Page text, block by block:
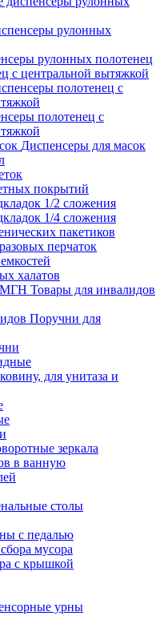
рулонных
рулонных полотенец
с центральной вытяжкой
полотенец с
полотенец с
Диспенсеры для масок
покрытий
1/2 сложения
1/4 сложения
пакетиков
перчаток
халатов
Товары для инвалидов
Поручни для
для унитаза и
зеркала
в ванную
столы
с педалью
мусора
с крышкой
урны